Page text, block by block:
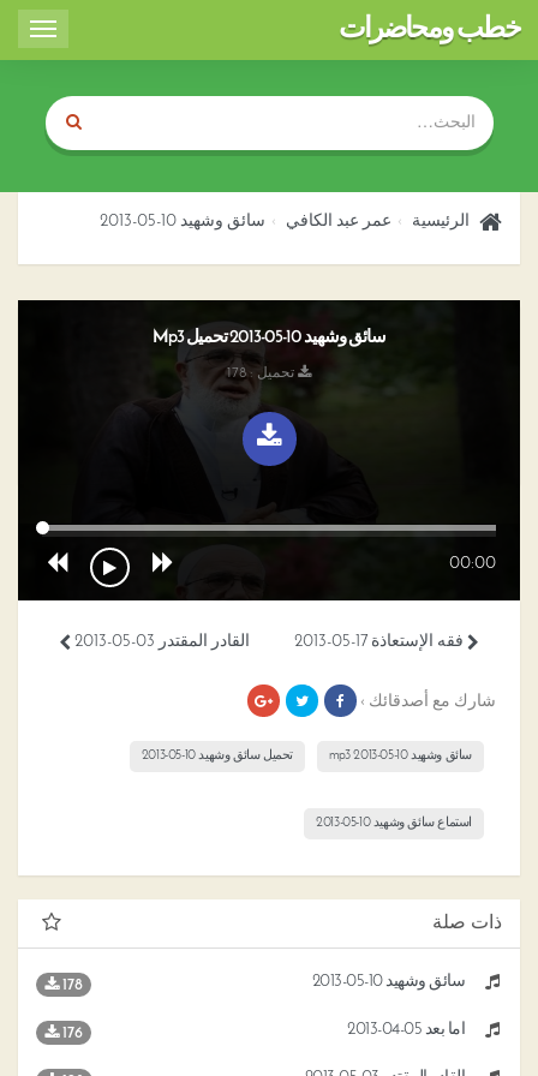
Toggle
خطب ومحاضرات
الرئيسية عمر عبد الكافي سائق وشهيد 10-05-2013
سائق وشهيد 10-05-2013 تحميل Mp3
تحميل : 178
00:00
القادر المقتدر 03-05-2013 فقه الإستعاذة 17-05-2013
شارك مع أصدقائك ›
سائق وشهيد 10-05-2013 mp3 تحميل سائق وشهيد 10-05-2013
استماع سائق وشهيد 10-05-2013
ذات صلة
سائق وشهيد 10-05-2013 178
أما بعد 05-04-2013 176